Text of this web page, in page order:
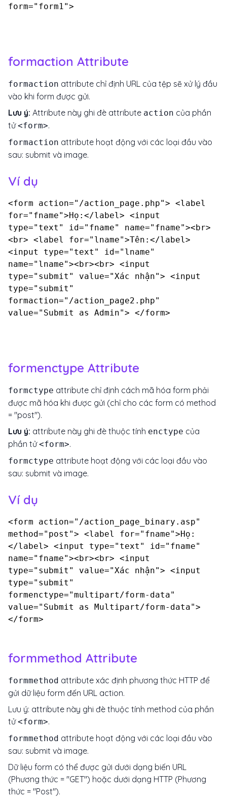
form="form1">
formaction Attribute
formaction attribute chỉ định URL của tệp sẽ xử lý đầu
vào khi form được gửi.
Lưu ý: Attribute này ghi đè attribute action của phần
tử<form>.
formaction attribute hoạt động với các loại đầu vào
sau: submit và image.
Ví dụ
<form action="/action_page.php"> <label
for="fname">Họ:</label> <input
type="text" id="fname" name="fname"><br>
<br> <label for="lname">Tên:</label>
<input type="text" id="lname"
name="lname"><br><br> <input
type="submit" value="Xác nhận"> <input
type="submit"
formaction="/action_page2.php"
value="Submit as Admin"> </form>
formenctype Attribute
formctype attribute chỉ định cách mã hóa form phải
được mã hóa khi được gửi (chỉ cho các form có method
= "post").
Lưu ý: attribute này ghi đè thuộc tính enctype của
phần tử<form>.
formctype attribute hoạt động với các loại đầu vào
sau: submit và image.
Ví dụ
<form action="/action_page_binary.asp"
method="post"> <label for="fname">Họ:
</label> <input type="text" id="fname"
name="fname"><br><br> <input
type="submit" value="Xác nhận"> <input
type="submit"
formenctype="multipart/form-data"
value="Submit as Multipart/form-data">
</form>
formmethod Attribute
formmethod attribute xác định phương thức HTTP để
gửi dữ liệu form đến URL action.
Lưu ý: attribute này ghi đè thuộc tính method của phần
tử<form>.
formmethod attribute hoạt động với các loại đầu vào
sau: submit và image.
Dữ liệu form có thể được gửi dưới dạng biến URL
(Phương thức = "GET") hoặc dưới dạng HTTP (Phương
thức = "Post").